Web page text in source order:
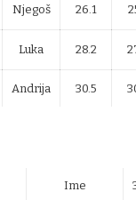
Njegoš 26.1
Luka 28.2
Andrija 30.5
Ime